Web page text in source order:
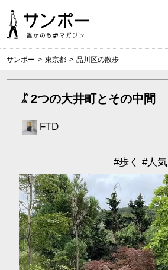
サンポー > 東京都 > 品川区の散歩
2つの大井町とその中間
FTD
#人気
#歩く